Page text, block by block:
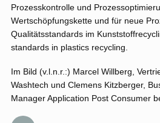
Prozesskontrolle und
Wertschöpfungskette und für neue
Qualitätsstandards im
standards in plastics recycling.
Im Bild (v.l.n.r.:) Marcel Willberg,
Washtech und Clemens Kitzberger,
Manager Application Post Consumer